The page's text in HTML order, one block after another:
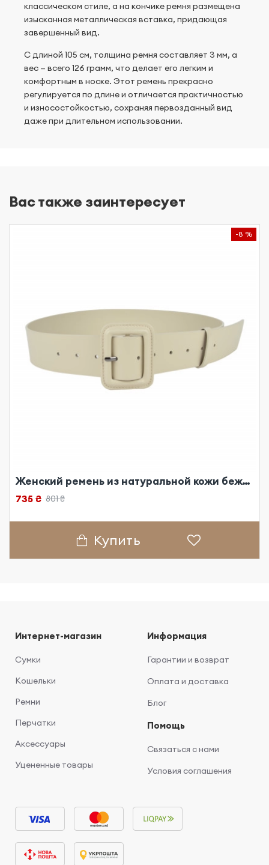
классическом стиле, а на кончике ремня размещена
изысканная металлическая вставка, придающая
завершенный вид.
С длиной 105 см, толщина ремня составляет 3 мм, а
вес — всего 126 грамм, что делает его легким и
комфортным в носке. Этот ремень прекрасно
регулируется по длине и отличается практичностью
и износостойкостью, сохраняя первозданный вид
даже при длительном использовании.
Вас также заинтересует
-8 %
Женский ремень из натуральной кожи бежевый
735 ₴ 801 ₴
Купить
Интернет-магазин
Сумки
Кошельки
Ремни
Перчатки
Аксессуары
Уцененные товары
Информация
Гарантии и возврат
Оплата и доставка
Блог
Помощь
Связаться с нами
Условия соглашения